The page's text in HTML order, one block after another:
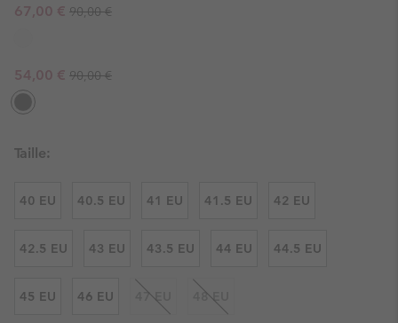
Sale price:
67,00 € Regular price:
90,00 €
Sale price:
54,00 € Regular price:
90,00 €
Taille:
40 EU 40.5 EU 41 EU 41.5 EU 42 EU
42.5 EU 43 EU 43.5 EU 44 EU 44.5 EU
45 EU 46 EU 47 EU 48 EU